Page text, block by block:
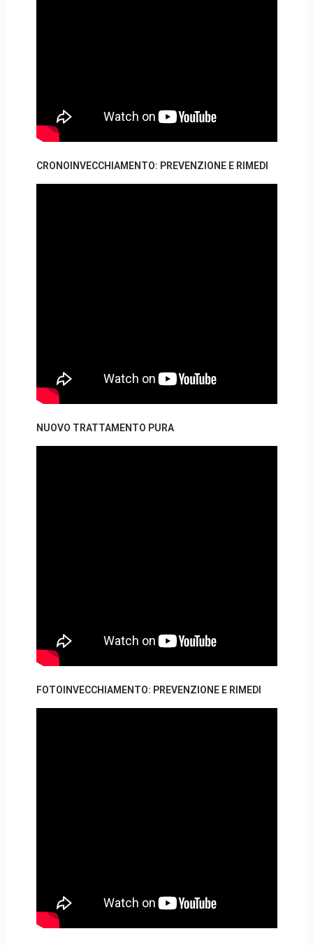
CRONOINVECCHIAMENTO: PREVENZIONE E RIMEDI
NUOVO TRATTAMENTO PURA
FOTOINVECCHIAMENTO: PREVENZIONE E RIMEDI